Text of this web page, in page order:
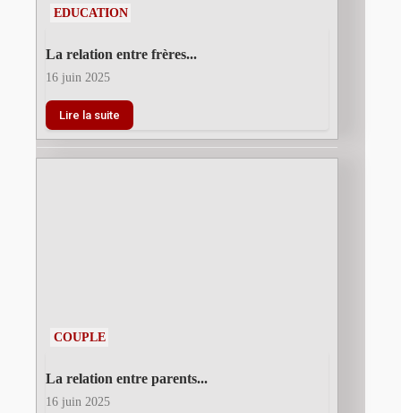
EDUCATION
La relation entre frères...
16 juin 2025
Lire la suite
COUPLE
La relation entre parents...
16 juin 2025